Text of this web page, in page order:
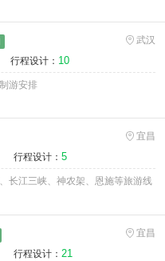
武汉
行程设计： 10
游安排
宜昌
行程设计： 5
长江三峡、神农架、恩施等旅游线
宜昌
行程设计： 21